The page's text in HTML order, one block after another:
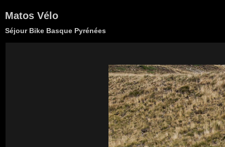
Matos Vélo
Séjour Bike Basque Pyrénées